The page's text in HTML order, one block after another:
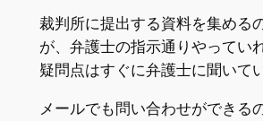
裁判所に提出する資料を集める
が、弁護士の指示通りやってい
疑問点はすぐに弁護士に聞いてい
メールでも問い合わせができる